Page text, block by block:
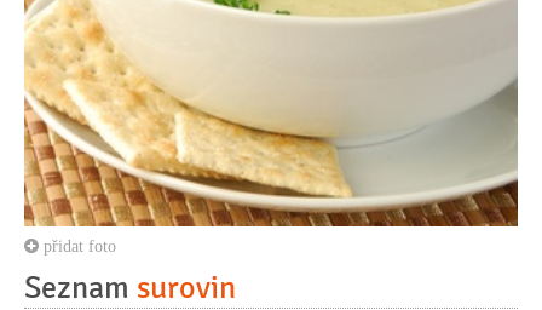
přidat foto
Seznam surovin